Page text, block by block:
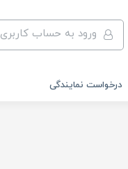
ورود به حساب کاربری
درخواست نمایندگی